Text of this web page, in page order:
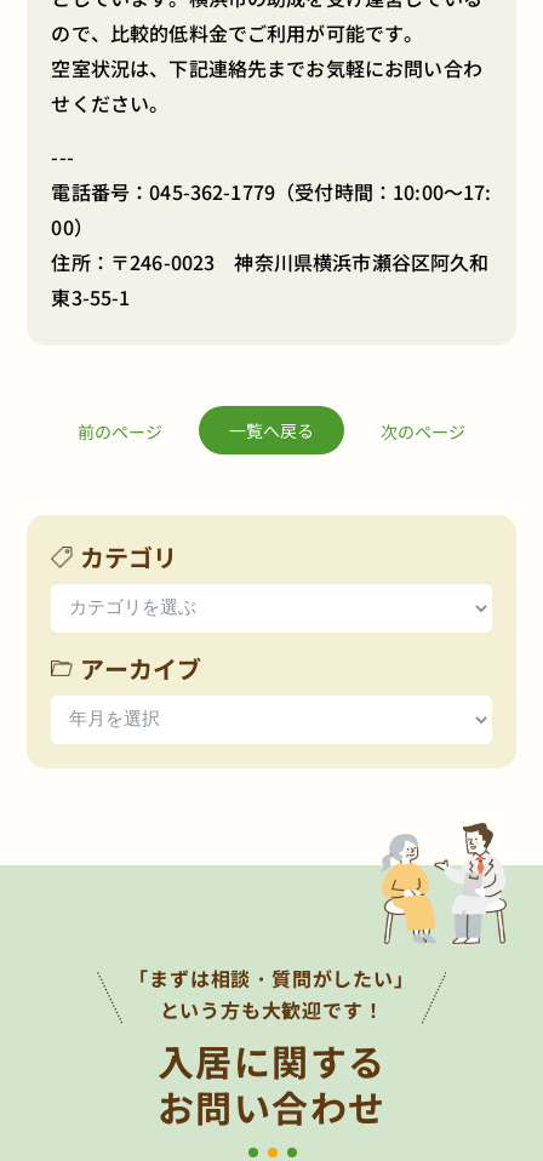
ので、比較的低料金でご利用が可能です。
空室状況は、下記連絡先までお気軽にお問い合わ
せください。
---
電話番号：045-362-1779 （受付時間：10:00～17:
00）
住所：〒246-0023 神奈川県横浜市瀬谷区阿久和
東3-55-1
前のページ 一覧へ戻る 次のページ
カテゴリ
アーカイブ
「まずは相談・質問がしたい」
という方も大歓迎です！
入居に関する
お問い合わせ